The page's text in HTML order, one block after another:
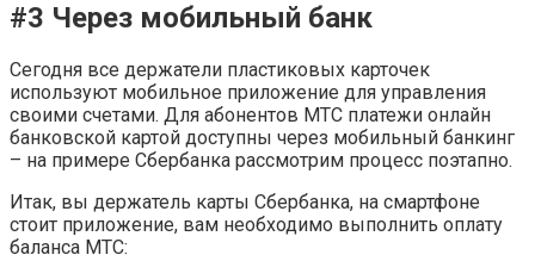
#3 Через мобильный банк
Сегодня все держатели пластиковых карточек
используют мобильное приложение для управления
своими счетами. Для абонентов МТС платежи онлайн
банковской картой доступны через мобильный банкинг
– на примере Сбербанка рассмотрим процесс поэтапно.
Итак, вы держатель карты Сбербанка, на смартфоне
стоит приложение, вам необходимо выполнить оплату
баланса МТС: